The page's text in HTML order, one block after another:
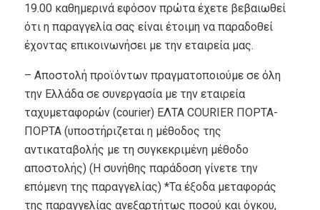
19.00 καθημερινά εφόσον πρώτα έχετε βεβαιωθεί
ότι η παραγγελία σας είναι έτοιμη να παραδοθεί
έχοντας επικοινωνήσει με την εταιρεία μας.
– Αποστολή προϊόντων πραγματοποιούμε σε όλη
την Ελλάδα σε συνεργασία με την εταιρεία
ταχυμεταφορών (courier) EΛΤΑ COURIER ΠΟΡΤΑ-
ΠΟΡΤΑ (υποστήριζεται η μέθοδος της
αντικαταβολής με τη συγκεκριμένη μέθοδο
αποστολής) (Η συνήθης παράδοση γίνετε την
επόμενη της παραγγελίας) *Τα έξοδα μεταφοράς
της παραγγελίας ανεξαρτήτως ποσού και όγκου,